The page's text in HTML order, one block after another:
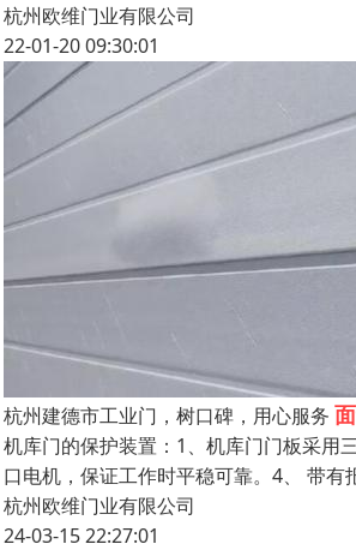
杭州欧维门业有限公司
22-01-20 09:30:01
杭州建德市工业门，树口碑，用心服务
机库门的保护装置：1、机库门门板采用
口电机，保证工作时平稳可靠。4、 带
杭州欧维门业有限公司
24-03-15 22:27:01